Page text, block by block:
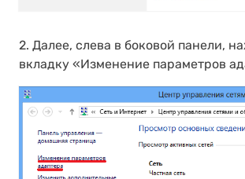
2. Далее, слева в боковой панели,
вкладку «Изменение параметров